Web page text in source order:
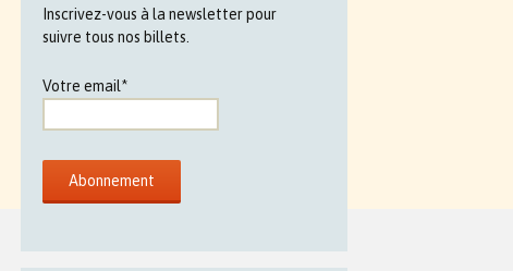
Inscrivez-vous à la newsletter pour
suivre tous nos billets.
Votre email*